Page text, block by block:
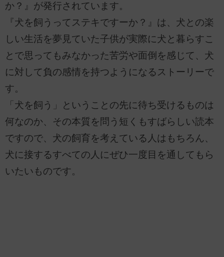
か？』が発行されています。
『犬を飼うってステキですーか？』は、犬との楽
しい生活を夢見ていた子供が実際に犬と暮らすこ
とで思ってもみなかった苦労や面倒を感じて、犬
に対して負の感情を持つようになるストーリーで
す。
「犬を飼う」ということの先に待ち受けるものは
何なのか、その本質を問う短くもすばらしい読本
ですので、犬の飼育を考えている人はもちろん、
犬に接するすべての人にぜひ一度目を通してもら
いたいものです。